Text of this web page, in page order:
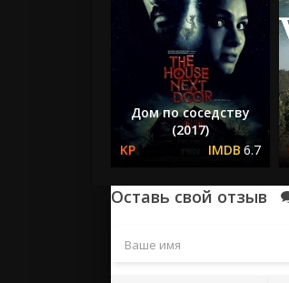
Дом по соседству
(2017)
6.7
Оставь свой отзыв